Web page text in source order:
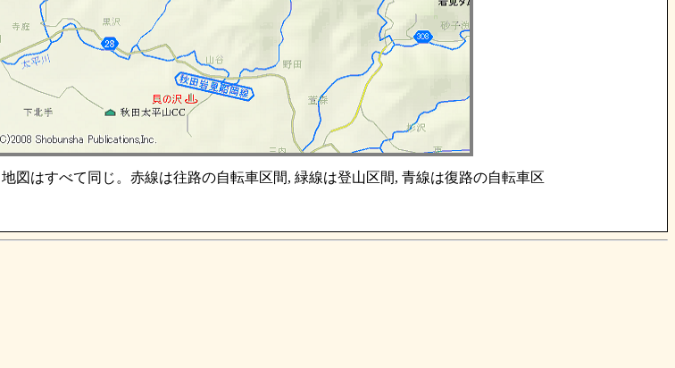
図はすべて同じ。赤線は往路の自転車区間, 緑線は登山区間, 青線は復路の自転車区